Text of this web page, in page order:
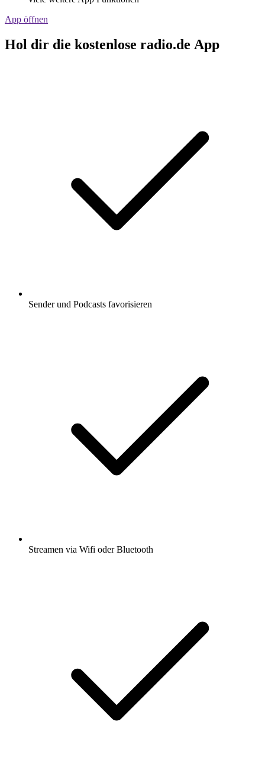
App öffnen
Hol dir die kostenlose radio.de App
Sender und Podcasts favorisieren
Streamen via Wifi oder Bluetooth